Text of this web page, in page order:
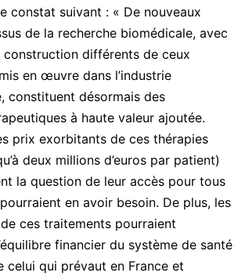
constat suivant : « De nouveaux
de la recherche biomédicale, avec
construction différents de ceux
en œuvre dans l’industrie
constituent désormais des
à haute valeur ajoutée.
prix exorbitants de ces thérapies
deux millions d’euros par patient)
la question de leur accès pour tous
en avoir besoin. De plus, les
ces traitements pourraient
financier du système de santé
celui qui prévaut en France et